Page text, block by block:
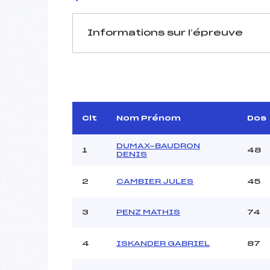
Informations sur l’épreuve
Arbitre :
Assistant :
MANCHE 1
Heure de départ :
Ouvreurs A :
Clt Nom Prénom Dos
1
DUMAX-BAUDRON
DENIS
48
2 CAMBIER JULES 45
3 PENZ MATHIS 74
4 ISKANDER GABRIEL 87